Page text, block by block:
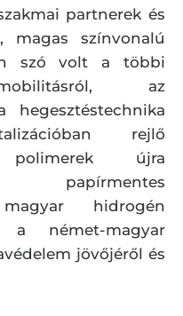
partnerek és
magas színvonalú
szó volt a többi
az
hegesztéstechnika
rejlő
újra
papírmentes
hidrogén
a német-magyar
jövőjéről és